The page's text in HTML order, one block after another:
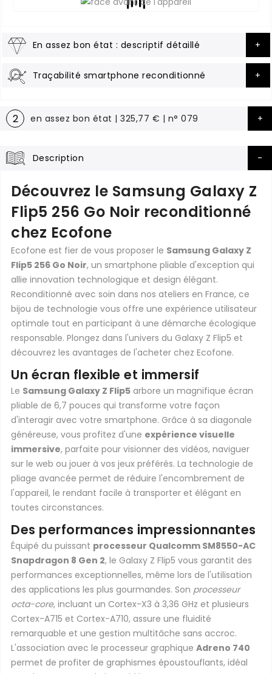
En assez bon état : descriptif détaillé
Traçabilité smartphone reconditionné
2 en assez bon état | 325,77 € | n° 079
Description
Découvrez le Samsung Galaxy Z
Flip5 256 Go Noir reconditionné
chez Ecofone
Ecofone est fier de vous proposer le Samsung Galaxy Z
Flip5 256 Go Noir, un smartphone pliable d'exception qui
allie innovation technologique et design élégant.
Reconditionné avec soin dans nos ateliers en France, ce
bijou de technologie vous offre une expérience utilisateur
optimale tout en participant à une démarche écologique
responsable. Plongez dans l'univers du Galaxy Z Flip5 et
découvrez les avantages de l'acheter chez Ecofone.
Un écran flexible et immersif
Le Samsung Galaxy Z Flip5 arbore un magnifique écran
pliable de 6,7 pouces qui transforme votre façon
d'interagir avec votre smartphone. Grâce à sa diagonale
généreuse, vous profitez d'une expérience visuelle
immersive, parfaite pour visionner des vidéos, naviguer
sur le web ou jouer à vos jeux préférés. La technologie de
pliage avancée permet de réduire l'encombrement de
l'appareil, le rendant facile à transporter et élégant en
toutes circonstances.
Des performances impressionnantes
Équipé du puissant processeur Qualcomm SM8550-AC
Snapdragon 8 Gen 2, le Galaxy Z Flip5 vous garantit des
performances exceptionnelles, même lors de l'utilisation
des applications les plus gourmandes. Son processeur
octa-core, incluant un Cortex-X3 à 3,36 GHz et plusieurs
Cortex-A715 et Cortex-A710, assure une fluidité
remarquable et une gestion multitâche sans accroc.
L'association avec le processeur graphique Adreno 740
permet de profiter de graphismes époustouflants, idéal